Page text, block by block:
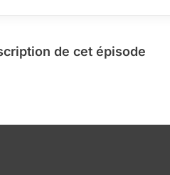
de cet épisode